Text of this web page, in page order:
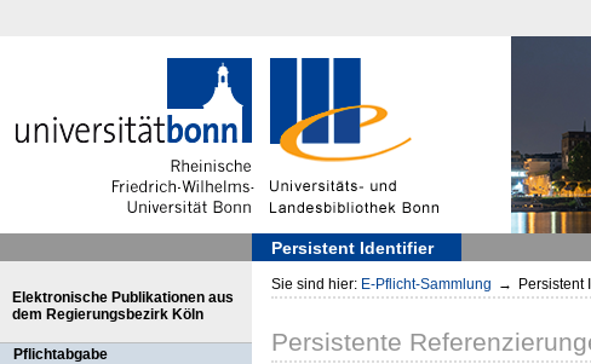
Persistent Identifier
Elektronische Publikationen aus
dem Regierungsbezirk Köln
Pflichtabgabe
Sie sind hier: E-Pflicht-Sammlung → Persistent
Persistente